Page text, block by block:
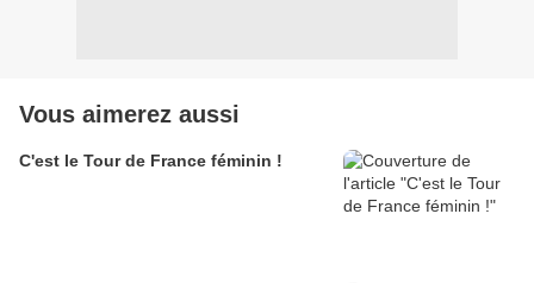
Vous aimerez aussi
C'est le Tour de France féminin !